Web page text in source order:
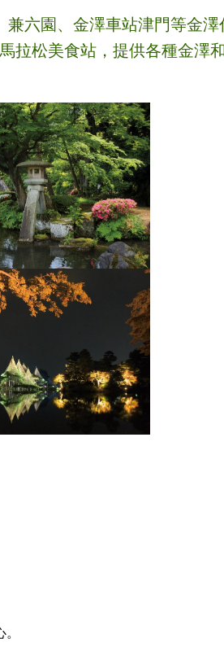
六園、金澤車站津門等金澤
拉松美食站，提供各種金澤